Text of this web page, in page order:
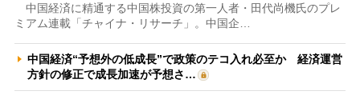
中国経済に精通する中国株投資の第一人者・田代尚機氏のプレ
ミアム連載「チャイナ・リサーチ」。中国企…
中国経済“予想外の低成長”で政策のテコ入れ必至か 経済運営
方針の修正で成長加速が予想さ…